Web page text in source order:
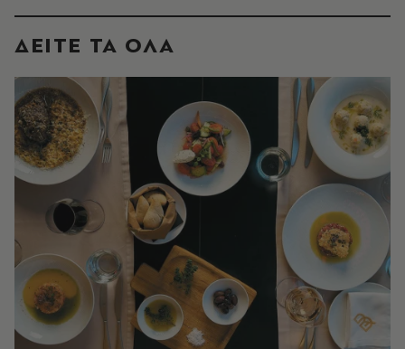
ΔΕΙΤΕ ΤΑ ΟΛΑ